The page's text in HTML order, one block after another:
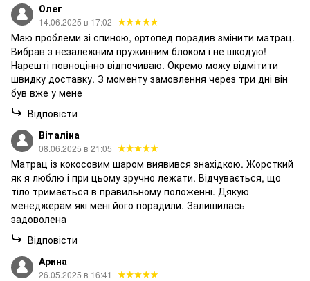
Олег
14.06.2025 в 17:02
Маю проблеми зі спиною, ортопед порадив змінити матрац.
Вибрав з незалежним пружинним блоком і не шкодую!
Нарешті повноцінно відпочиваю. Окремо можу відмітити
швидку доставку. З моменту замовлення через три дні він
був вже у мене
Відповісти
Віталіна
08.06.2025 в 21:05
Матрац із кокосовим шаром виявився знахідкою. Жорсткий
як я люблю і при цьому зручно лежати. Відчувається, що
тіло тримається в правильному положенні. Дякую
менеджерам які мені його порадили. Залишилась
задоволена
Відповісти
Арина
26.05.2025 в 16:41